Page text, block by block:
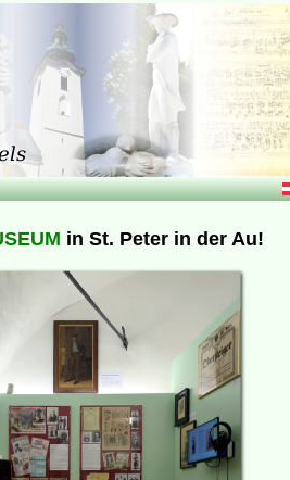
in St. Peter in der Au!